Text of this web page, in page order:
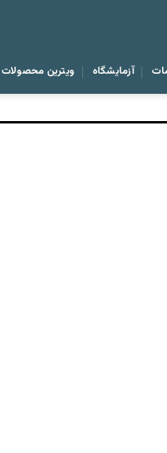
آزمایشگاه ویترین محصولات